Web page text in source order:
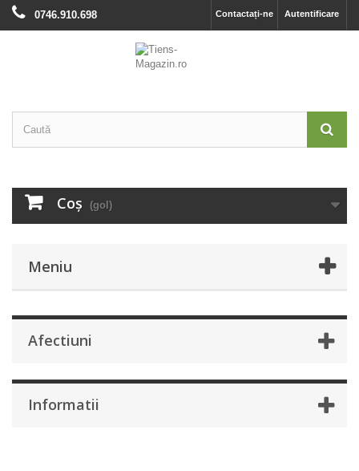
Autentificare
Contactați-ne
0746.910.698
Coş (gol)
Meniu
Afectiuni
Informatii